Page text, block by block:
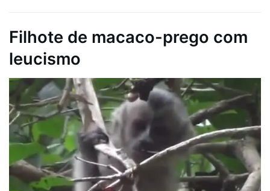
Filhote de macaco-prego com
leucismo